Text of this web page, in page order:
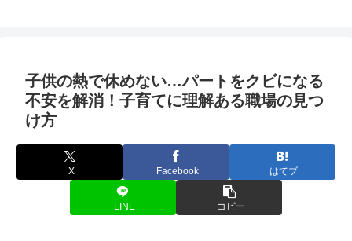
子供の熱で休めない…パートをクビになる
不安を解消！子育てに理解ある職場の見つ
け方
X Facebook はてブ
LINE コピー